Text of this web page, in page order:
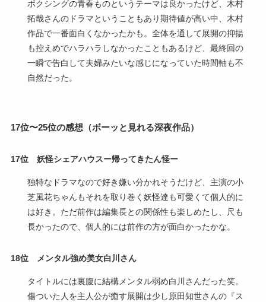
ボクシングの青春ものというテーマは良かったけど、木村
拓哉さんのドラマということもあり期待値が高い中、木村
作品で一番面白くなかったかも。全体を通して展開の抑揚
も控えめでハラハラしなかったこともあるけど、最終回の
一瞬で告白して夫婦みたいな感じになっていた時間軸も不
自然だった。
17位〜25位の感想（ボーッと見れる深夜作品）
17位 妖怪シェアハウスー帰ってきたん怪ー
独特なドラマなので好き嫌い分かれそうだけど、主演の小
芝風花ちゃんもそれを取り巻く妖怪達も可愛くて個人的に
は好き。ただ前作は編集長との関係性も楽しめたし、尺も
長かったので、個人的には前作の方が面白かったかな。
18位 メンタル強め美女白川さん
タイトルには裏腹に結構メンタル弱め白川さんだった笑。
傷ついた人を主人公が癒す展開は少し原田知世さんの『ス